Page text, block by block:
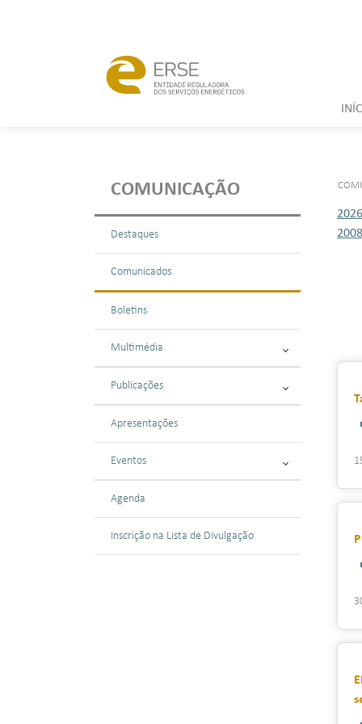
COMUNICAÇÃO
Destaques
Comunicados
Boletins
Multimédia
Publicações
Apresentações
Eventos
Agenda
Inscrição na Lista de Divulgação
2026
2008